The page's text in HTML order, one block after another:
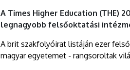
A Times Higher Education (THE)
legnagyobb felsőoktatási
A brit szakfolyóirat listáján ezer
magyar egyetemet - rangsoroltak